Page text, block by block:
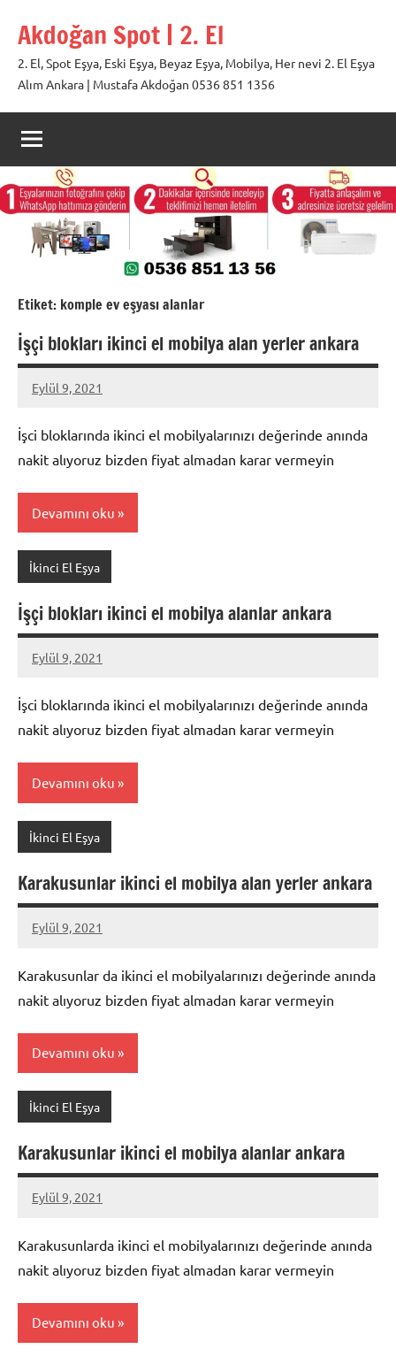
geçAkdoğan Spot | 2. El
2. El, Spot Eşya, Eski Eşya, Beyaz Eşya, Mobilya, Her nevi 2. El Eşya
Alım Ankara | Mustafa Akdoğan 0536 851 1356
Etiket: komple ev eşyası alanlar
İşçi blokları ikinci el mobilya alan yerler ankara
Eylül 9, 2021
Mustafa
İşci bloklarında ikinci el mobilyalarınızı değerinde anında
nakit alıyoruz bizden fiyat almadan karar vermeyin
Devamını oku
İkinci El Eşya
İşçi blokları ikinci el mobilya alanlar ankara
Eylül 9, 2021
Mustafa
İşci bloklarında ikinci el mobilyalarınızı değerinde anında
nakit alıyoruz bizden fiyat almadan karar vermeyin
Devamını oku
İkinci El Eşya
Karakusunlar ikinci el mobilya alan yerler ankara
Eylül 9, 2021
Mustafa
Karakusunlar da ikinci el mobilyalarınızı değerinde anında
nakit alıyoruz bizden fiyat almadan karar vermeyin
Devamını oku
İkinci El Eşya
Karakusunlar ikinci el mobilya alanlar ankara
Eylül 9, 2021
Mustafa
Karakusunlarda ikinci el mobilyalarınızı değerinde anında
nakit alıyoruz bizden fiyat almadan karar vermeyin
Devamını oku